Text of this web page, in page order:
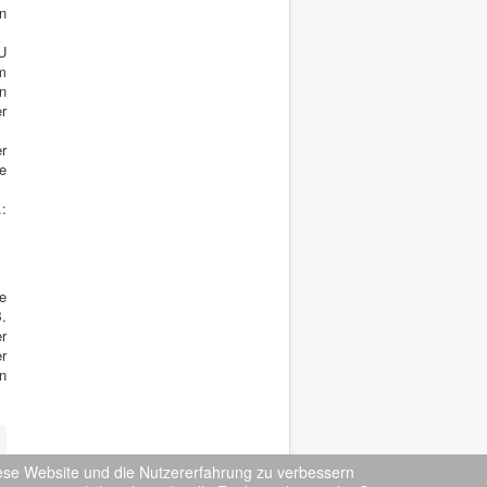
Website und die Nutzererfahrung zu verbessern